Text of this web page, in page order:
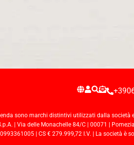
sono marchi distintivi utilizzati dalla
| Via delle Monachelle 84/C | 00071 |
| CS € 279.999,72 I.V. | La società è